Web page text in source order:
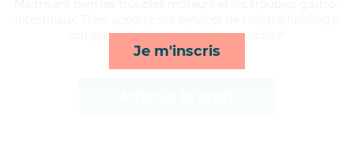
Je m'inscris
compagnie/loisirs, activités et mobilité*